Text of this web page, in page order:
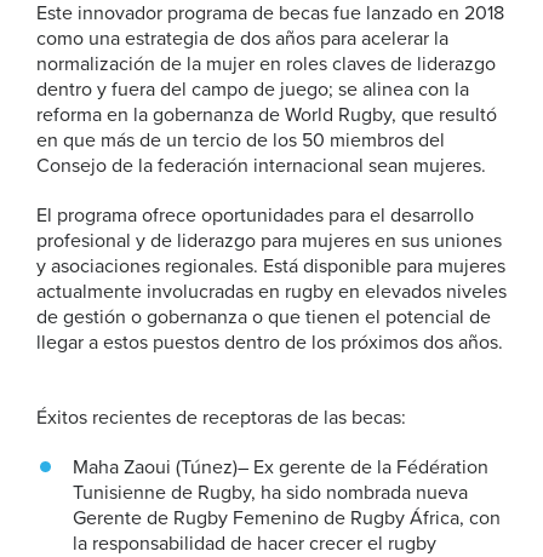
Este innovador programa de becas fue lanzado en 2018
como una estrategia de dos años para acelerar la
normalización de la mujer en roles claves de liderazgo
dentro y fuera del campo de juego; se alinea con la
reforma en la gobernanza de World Rugby, que resultó
en que más de un tercio de los 50 miembros del
Consejo de la federación internacional sean mujeres.
El programa ofrece oportunidades para el desarrollo
profesional y de liderazgo para mujeres en sus uniones
y asociaciones regionales. Está disponible para mujeres
actualmente involucradas en rugby en elevados niveles
de gestión o gobernanza o que tienen el potencial de
llegar a estos puestos dentro de los próximos dos años.
Éxitos recientes de receptoras de las becas:
Maha Zaoui (Túnez)– Ex gerente de la Fédération
Tunisienne de Rugby, ha sido nombrada nueva
Gerente de Rugby Femenino de Rugby África, con
la responsabilidad de hacer crecer el rugby